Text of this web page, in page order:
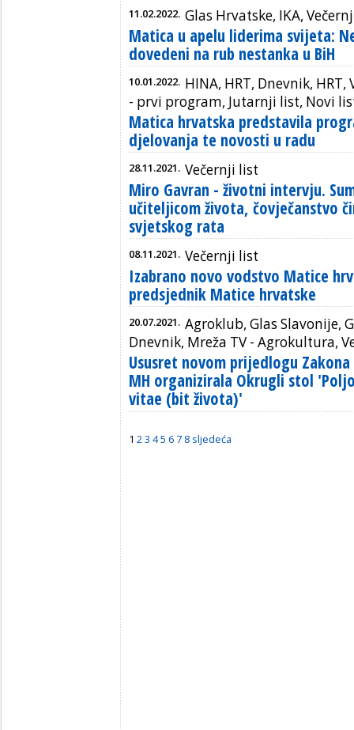
11.02.2022. Glas Hrvatske, IKA,
Matica u apelu liderima svijeta:
dovedeni na rub nestanka u BiH
10.01.2022. HINA, HRT, Dnevnik,
- prvi program, Jutarnji list, Novi
Matica hrvatska predstavila
djelovanja te novosti u radu
28.11.2021. Večernji list
Miro Gavran - životni intervju.
učiteljicom života, čovječanstvo
svjetskog rata
08.11.2021. Večernji list
Izabrano novo vodstvo Matice
predsjednik Matice hrvatske
20.07.2021. Agroklub, Glas Slavonije,
Dnevnik, Mreža TV - Agrokultura,
Ususret novom prijedlogu
MH organizirala Okrugli stol
vitae (bit života)'
1 2 3 45 6 7 8 sljedeća